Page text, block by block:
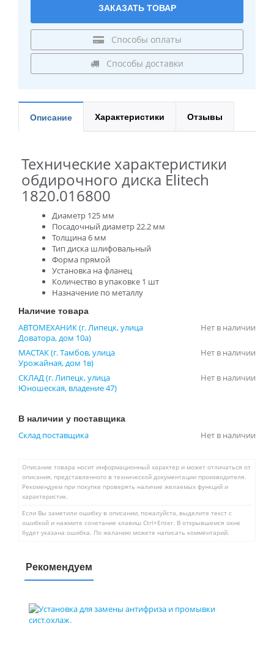
ЗАКАЗАТЬ ТОВАР
Способы оплаты
Способы доставки
Описание Характеристики Отзывы
Технические характеристики
обдирочного диска Elitech
1820.016800
Диаметр 125 мм
Посадочный диаметр 22.2 мм
Толщина 6 мм
Тип диска шлифовальный
Форма прямой
Установка на фланец
Количество в упаковке 1 шт
Назначение по металлу
Наличие товара
АВТОМЕХАНИК (г. Липецк, улица
Доватора, дом 10а)
Нет в наличии
МАСТАК (г. Тамбов, улица
Урожайная, дом 1в)
Нет в наличии
СКЛАД (г. Липецк, улица
Юношеская, владение 47)
Нет в наличии
В наличии у поставщика
Склад поставщика Нет в наличии
Описание товара носит информационный характер и может отличаться от
описания, представленного в технической документации производителя.
Рекомендуем при покупке проверять наличие желаемых функций и
характеристик.
Если Вы заметили ошибку в описании, пожалуйста, выделите текст с
ошибкой и нажмите сочетание клавиш Ctrl+Enter. В открывшемся окне
будет указана ошибка. По желанию можете написать комментарий.
Рекомендуем